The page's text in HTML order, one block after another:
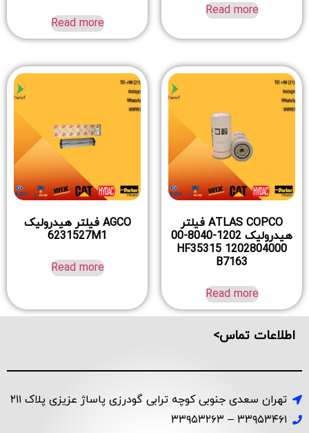
Read more
Read more
ATLAS COPCO فیلتر
هیدرولیک 1202-8040-00
1202804000 HF35315
B7163
Read more
AGCO فیلتر هیدرولیک
6231527M1
Read more
اطلاعات تماس>
تهران سعدی جنوبی کوچه ترابی گودرزی پاساژ عزیزی پلاک ۲۱۱
۳۳۹۵۳۴۶۱ – ۳۳۹۵۳۲۶۳